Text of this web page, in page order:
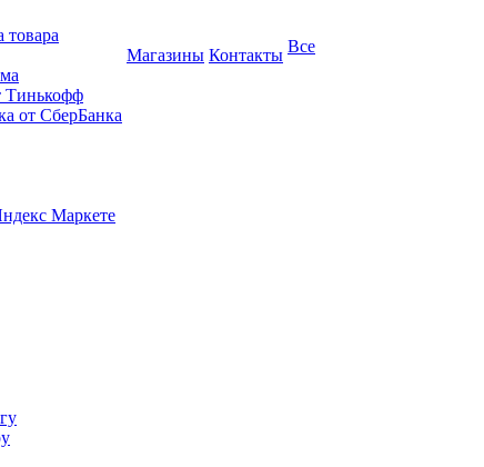
товара
Тинькофф
от СберБанка
Маркете
Магазины Контакты Все